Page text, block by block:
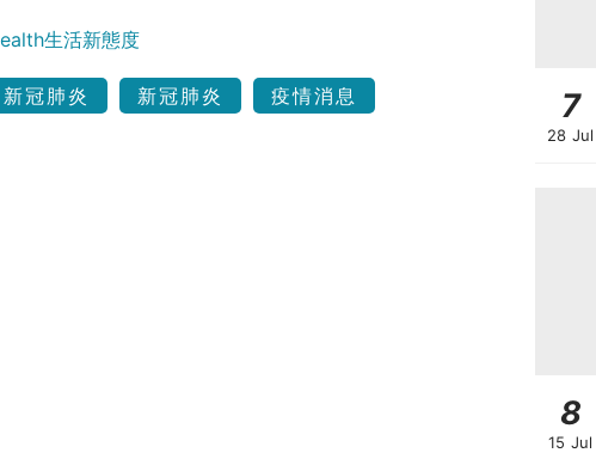
生活新態度
新冠肺炎 新冠肺炎
疫情消息
7
28 Jul
8
15 Jul